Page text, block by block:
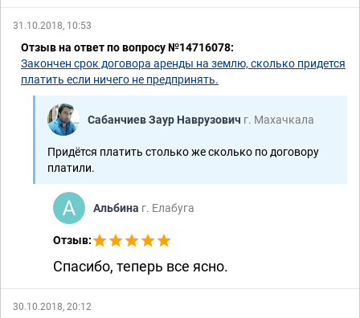
31.10.2018, 10:53
Отзыв на ответ по вопросу №14716078:
Закончен срок договора аренды на землю, сколько придется
платить если ничего не предпринять.
Сабанчиев Заур Наврузович г. Махачкала
Придётся платить столько же сколько по договору
платили.
Альбина г. Елабуга
Отзыв:
Спасибо, теперь все ясно.
30.10.2018, 20:12